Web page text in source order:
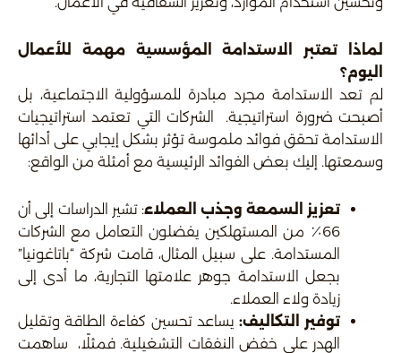
لماذا تعتبر الاستدامة المؤسسية مهمة للأعمال
اليوم؟
لم تعد الاستدامة مجرد مبادرة للمسؤولية الاجتماعية، بل
أصبحت ضرورة استراتيجية. الشركات التي تعتمد استراتيجيات
الاستدامة تحقق فوائد ملموسة تؤثر بشكل إيجابي على أدائها
وسمعتها. إليك بعض الفوائد الرئيسية مع أمثلة من الواقع:
تعزيز السمعة وجذب العملاء: تشير الدراسات إلى أن
66٪ من المستهلكين يفضلون التعامل مع الشركات
المستدامة. على سبيل المثال، قامت شركة “باتاغونيا”
بجعل الاستدامة جوهر علامتها التجارية، ما أدى إلى
زيادة ولاء العملاء.
توفير التكاليف: يساعد تحسين كفاءة الطاقة وتقليل
الهدر على خفض النفقات التشغيلية. فمثلًا، ساهمت